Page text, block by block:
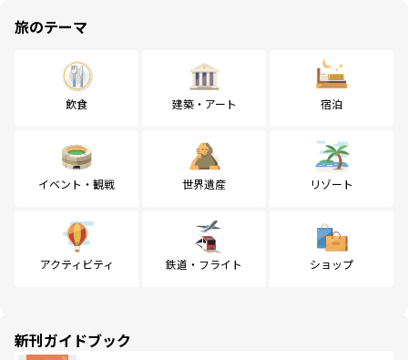
旅のテーマ
飲食 建築・アート 宿泊
イベント・観戦 世界遺産 リゾート
アクティビティ 鉄道・フライト ショップ
新刊ガイドブック